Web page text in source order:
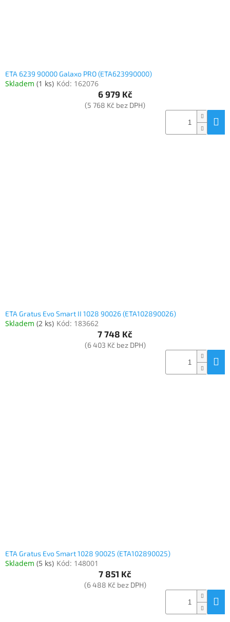
ETA 6239 90000 Galaxo PRO (ETA623990000)
Skladem (1 ks) Kód: 162076
6 979 Kč
(5 768 Kč bez DPH)
ETA Gratus Evo Smart II 1028 90026 (ETA102890026)
Skladem (2 ks) Kód: 183662
7 748 Kč
(6 403 Kč bez DPH)
ETA Gratus Evo Smart 1028 90025 (ETA102890025)
Skladem (5 ks) Kód: 148001
7 851 Kč
(6 488 Kč bez DPH)